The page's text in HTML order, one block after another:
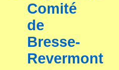
Comité
de
Bresse-
Revermont